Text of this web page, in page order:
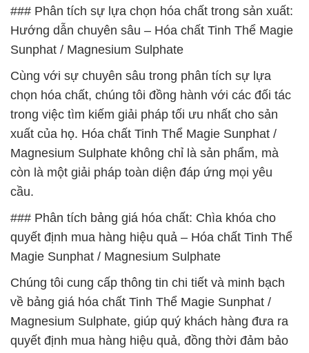
### Phân tích sự lựa chọn hóa chất trong sản xuất:
Hướng dẫn chuyên sâu – Hóa chất Tinh Thể Magie
Sunphat / Magnesium Sulphate
Cùng với sự chuyên sâu trong phân tích sự lựa
chọn hóa chất, chúng tôi đồng hành với các đối tác
trong việc tìm kiếm giải pháp tối ưu nhất cho sản
xuất của họ. Hóa chất Tinh Thể Magie Sunphat /
Magnesium Sulphate không chỉ là sản phẩm, mà
còn là một giải pháp toàn diện đáp ứng mọi yêu
cầu.
### Phân tích bảng giá hóa chất: Chìa khóa cho
quyết định mua hàng hiệu quả – Hóa chất Tinh Thể
Magie Sunphat / Magnesium Sulphate
Chúng tôi cung cấp thông tin chi tiết và minh bạch
về bảng giá hóa chất Tinh Thể Magie Sunphat /
Magnesium Sulphate, giúp quý khách hàng đưa ra
quyết định mua hàng hiệu quả, đồng thời đảm bảo